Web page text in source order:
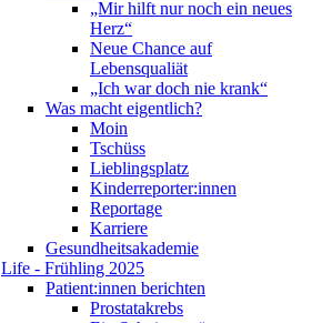
„Mir hilft nur noch ein neues
Herz“
Neue Chance auf
Lebensqualiät
„Ich war doch nie krank“
Was macht eigentlich?
Moin
Tschüss
Lieblingsplatz
Kinderreporter:innen
Reportage
Karriere
Gesundheitsakademie
Life - Frühling 2025
Patient:innen berichten
Prostatakrebs